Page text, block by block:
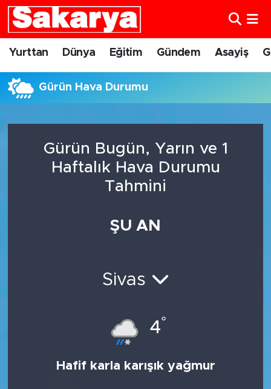
Yurttan Dünya Eğitim Gündem Asayiş
Gürün Hava Durumu
Gürün Bugün, Yarın ve 1
Haftalık Hava Durumu
Tahmini
ŞU AN
Sivas
4°
Hafif karla karışık yağmur
Yurttan
Eskişehirspor
Eskişehir Nöbetçi Eczaneler
Süper Lig Puan Durumu ve Fikstür
Son Dakika Haberleri